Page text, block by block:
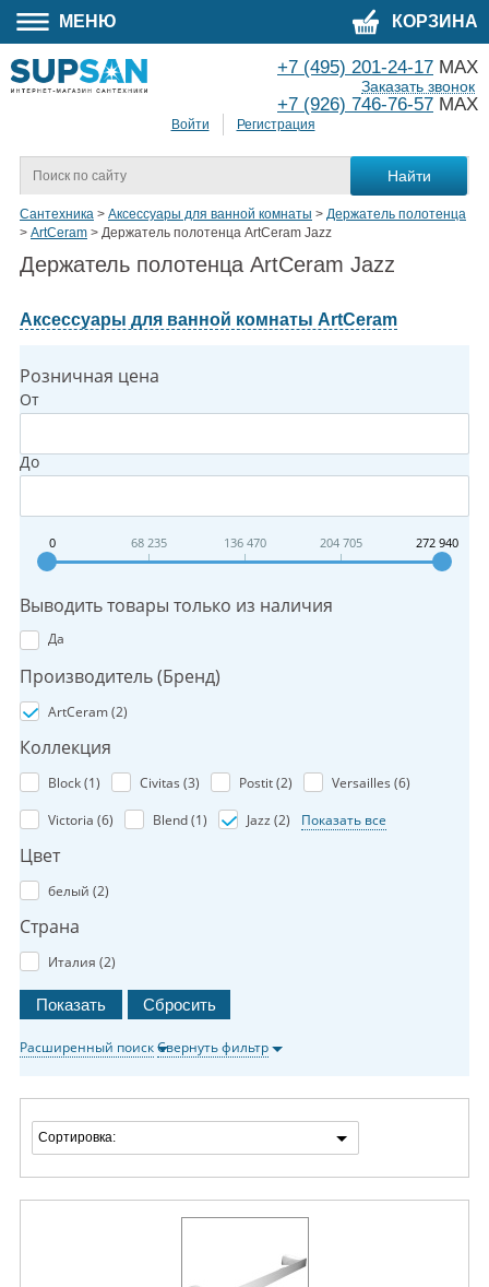
МЕНЮ КОРЗИНА
Войти Регистрация
+7 (495) 201-24-17 MAX
+7 (926) 746-76-57 MAX
Заказать звонок
Сантехника > Аксессуары для ванной комнаты > Держатель полотенца
> ArtCeram > Держатель полотенца ArtCeram Jazz
Держатель полотенца ArtCeram Jazz
Аксессуары для ванной комнаты ArtCeram
Розничная цена
От
До
0 68 235 136 470 204 705 272 940
Выводить товары только из наличия
Да
Производитель (Бренд)
ArtCeram (2)
Коллекция
Block (1) Civitas (3) Postit (2) Versailles (6)
Victoria (6) Blend (1) Jazz (2) Показать все
Цвет
белый (2)
Страна
Италия (2)
Расширенный поискСвернуть фильтр
Сортировка: